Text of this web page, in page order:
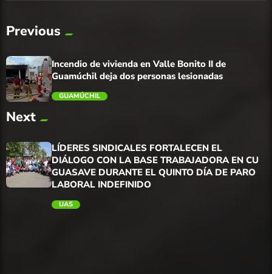
Previous
trending_flat
Incendio de vivienda en Valle Bonito II de
Guamúchil deja dos personas lesionadas
GUAMÚCHIL
Next
LÍDERES SINDICALES FORTALECEN EL
DIÁLOGO CON LA BASE TRABAJADORA EN CU
GUASAVE DURANTE EL QUINTO DÍA DE PARO
LABORAL INDEFINIDO
UAS